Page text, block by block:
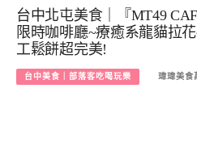
台中北屯美食｜『MT49
限時咖啡廳~療癒系龍貓拉
工鬆餅超完美!
台中美食｜部落客吃喝玩樂 瑋瑋美食